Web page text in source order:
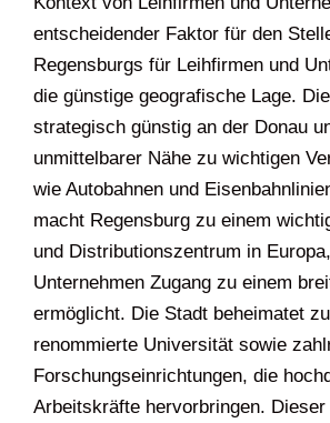
entscheidender Faktor für den
Regensburgs für Leihfirmen und
die günstige geografische Lage.
strategisch günstig an der Donau
unmittelbarer Nähe zu wichtigen
wie Autobahnen und
macht Regensburg zu einem
und Distributionszentrum in
Unternehmen Zugang zu einem
ermöglicht. Die Stadt beheimatet
renommierte Universität sowie
Forschungseinrichtungen, die
Arbeitskräfte hervorbringen. Dieser